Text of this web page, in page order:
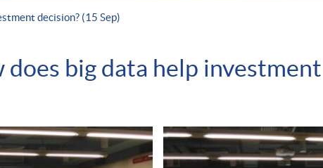
decision? (15 Sep)
does big data help